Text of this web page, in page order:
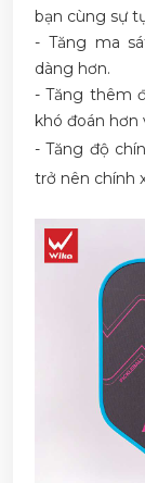
bạn cùng sự
- Tăng ma
dàng hơn.
- Tăng thêm
khó đoán hơn
- Tăng độ
trở nên chính